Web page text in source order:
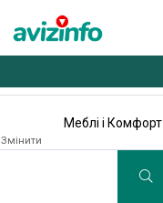
Змінити
Меблі і Комфорт